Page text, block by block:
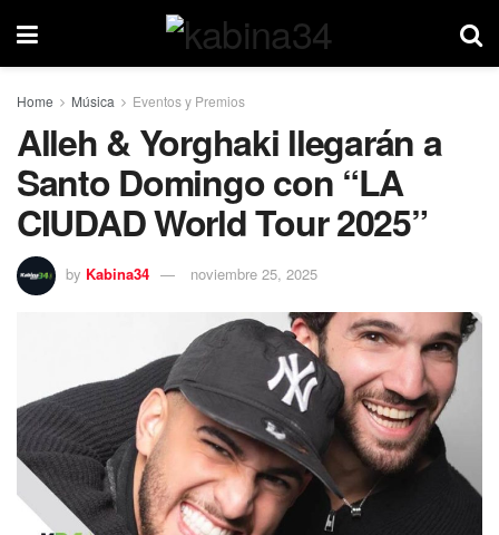
Home Música Eventos y Premios
Alleh & Yorghaki llegarán a
Santo Domingo con “LA
CIUDAD World Tour 2025”
by Kabina34 noviembre 25, 2025